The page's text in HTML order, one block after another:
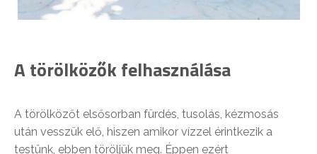
A törölközők felhasználása
A törölközőt elsősorban fürdés, tusolás, kézmosás
után vesszük elő, hiszen amikor vízzel érintkezik a
testünk, ebben töröljük meg. Éppen ezért